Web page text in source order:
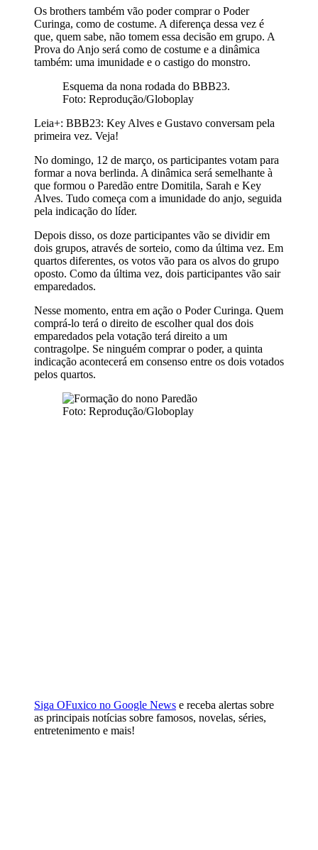
Os brothers também vão poder comprar o Poder
Curinga, como de costume. A diferença dessa vez é
que, quem sabe, não tomem essa decisão em grupo. A
Prova do Anjo será como de costume e a dinâmica
também: uma imunidade e o castigo do monstro.
Esquema da nona rodada do BBB23.
Foto: Reprodução/Globoplay
Leia+: BBB23: Key Alves e Gustavo conversam pela
primeira vez. Veja!
No domingo, 12 de março, os participantes votam para
formar a nova berlinda. A dinâmica será semelhante à
que formou o Paredão entre Domitila, Sarah e Key
Alves. Tudo começa com a imunidade do anjo, seguida
pela indicação do líder.
Depois disso, os doze participantes vão se dividir em
dois grupos, através de sorteio, como da última vez. Em
quartos diferentes, os votos vão para os alvos do grupo
oposto. Como da última vez, dois participantes vão sair
emparedados.
Nesse momento, entra em ação o Poder Curinga. Quem
comprá-lo terá o direito de escolher qual dos dois
emparedados pela votação terá direito a um
contragolpe. Se ninguém comprar o poder, a quinta
indicação acontecerá em consenso entre os dois votados
pelos quartos.
Foto: Reprodução/Globoplay
Siga OFuxico no Google News e receba alertas sobre
as principais notícias sobre famosos, novelas, séries,
entretenimento e mais!